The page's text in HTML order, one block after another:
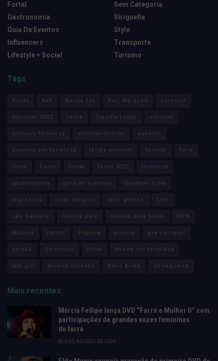
Fortal
Gastronomia
Guia De Eventos
Influencers
Lifestyle + Social
Sem Categoria
Siriguella
Style
Transporte
Turismo
Tags
Anitta Axé Banda Eva Bell Marques carnaval
carnaval 2022 ceará Claudia Leitte colosso
colosso fortaleza entretenimento eventos
eventos em fortaleza felipe amorim festival folia
forro Forró fortal fortal 2022 fortaleza
gastronomia guia de eventos Gusttavo Lima
ingressos ivete sangalo joão gomes Live
Léo Santana marina park marina park hotel MPB
Música nattan Pagode piseiro pré-carnaval
samba Sertanejo show shows em fortaleza
taty girl Wesley Safadão Xand Avião zé vaqueiro
Mais recentes
Márcia Fellipe lança DVD “Forró e Mulher II” com
participações de grandes vozes femininas
do forró
6 DE AGOSTO DE 2026